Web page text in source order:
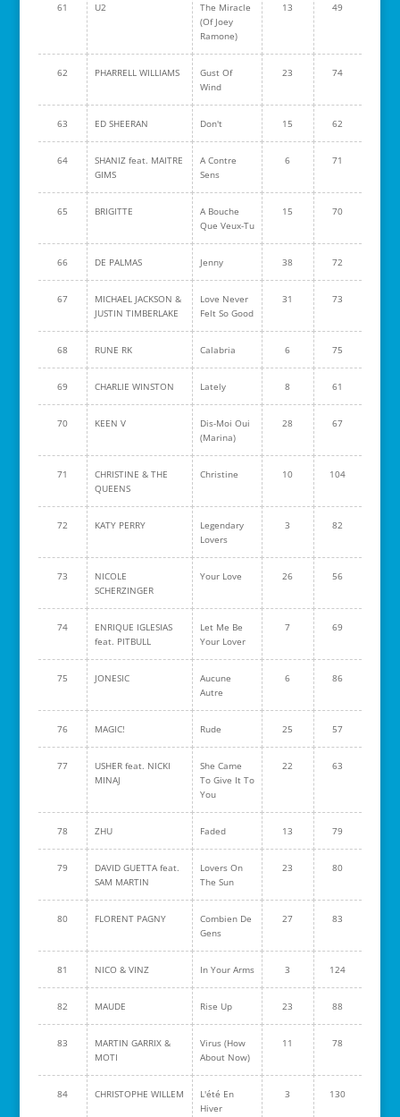
61 U2
The Miracle
(Of Joey
Ramone)
13 49
62 PHARRELL WILLIAMS
Gust Of
Wind
23 74
63 ED SHEERAN Don't 15 62
64
SHANIZ feat. MAITRE
GIMS
A Contre
Sens
6 71
65 BRIGITTE
A Bouche
Que Veux-Tu
15 70
66 DE PALMAS Jenny 38 72
67
MICHAEL JACKSON &
JUSTIN TIMBERLAKE
Love Never
Felt So Good
31 73
68 RUNE RK Calabria 6 75
69 CHARLIE WINSTON Lately 8 61
70 KEEN V
Dis-Moi Oui
(Marina)
28 67
71
CHRISTINE & THE
QUEENS
Christine 10 104
72 KATY PERRY
Legendary
Lovers
3 82
73
NICOLE
SCHERZINGER
Your Love 26 56
74
ENRIQUE IGLESIAS
feat. PITBULL
Let Me Be
Your Lover
7 69
75 JONESIC
Aucune
Autre
6 86
76 MAGIC! Rude 25 57
77
USHER feat. NICKI
MINAJ
She Came
To Give It To
You
22 63
78 ZHU Faded 13 79
79
DAVID GUETTA feat.
SAM MARTIN
Lovers On
The Sun
23 80
80 FLORENT PAGNY
Combien De
Gens
27 83
81 NICO & VINZ In Your Arms 3 124
82 MAUDE Rise Up 23 88
83
MARTIN GARRIX &
MOTI
Virus (How
About Now)
11 78
84 CHRISTOPHE WILLEM
L'été En
Hiver
3 130